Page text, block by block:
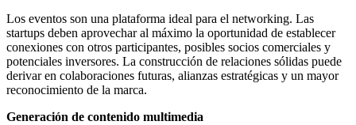
Los eventos son una plataforma ideal para el networking. Las
startups deben aprovechar al máximo la oportunidad de establecer
conexiones con otros participantes, posibles socios comerciales y
potenciales inversores. La construcción de relaciones sólidas puede
derivar en colaboraciones futuras, alianzas estratégicas y un mayor
reconocimiento de la marca.
Generación de contenido multimedia